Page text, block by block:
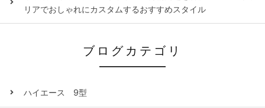
リアでおしゃれにカスタムするおすすめスタイル
ブログカテゴリ
ハイエース 9型